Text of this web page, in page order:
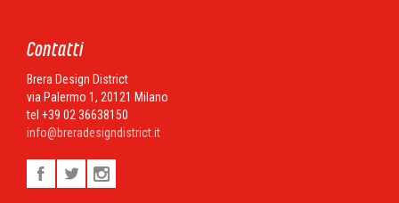
Contatti
Brera Design District
via Palermo 1, 20121 Milano
tel +39 02 36638150
info@breradesigndistrict.it